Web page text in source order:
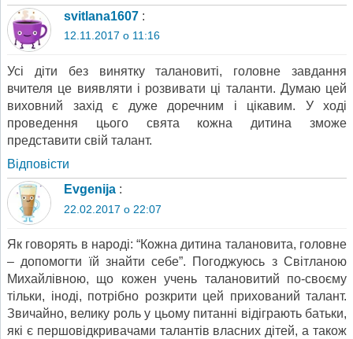
svitlana1607 :
12.11.2017 о 11:16
Усі діти без винятку талановиті, головне завдання
вчителя це виявляти і розвивати ці таланти. Думаю цей
виховний захід є дуже доречним і цікавим. У ході
проведення цього свята кожна дитина зможе
представити свій талант.
Відповіcти
Evgenija :
22.02.2017 о 22:07
Як говорять в народі: “Кожна дитина талановита, головне
– допомогти їй знайти себе”. Погоджуюсь з Світланою
Михайлівною, що кожен учень талановитий по-своєму
тільки, іноді, потрібно розкрити цей прихований талант.
Звичайно, велику роль у цьому питанні відіграють батьки,
які є першовідкривачами талантів власних дітей, а також